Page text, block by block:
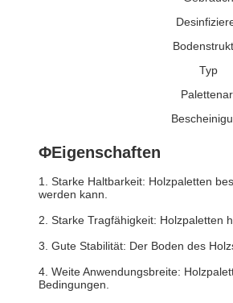
Typ
ΦEigenschaften
1. Starke Haltbarkeit: Holzpaletten
werden kann.
2. Starke Tragfähigkeit: Holzpaletten
3. Gute Stabilität: Der Boden des
4. Weite Anwendungsbreite:
Bedingungen.